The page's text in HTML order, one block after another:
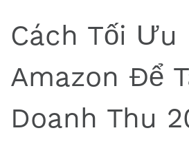
Cách Tối
Amazon Để
Doanh Thu